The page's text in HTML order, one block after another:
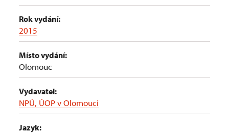
Rok vydání:
2015
Místo vydání:
Olomouc
Vydavatel:
NPÚ, ÚOP v Olomouci
Jazyk: